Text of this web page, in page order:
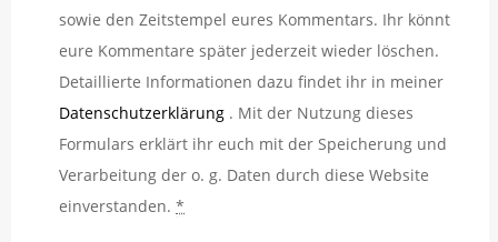
sowie den Zeitstempel eures Kommentars. Ihr könnt
eure Kommentare später jederzeit wieder löschen.
Detaillierte Informationen dazu findet ihr in meiner
Datenschutzerklärung . Mit der Nutzung dieses
Formulars erklärt ihr euch mit der Speicherung und
Verarbeitung der o. g. Daten durch diese Website
einverstanden. *